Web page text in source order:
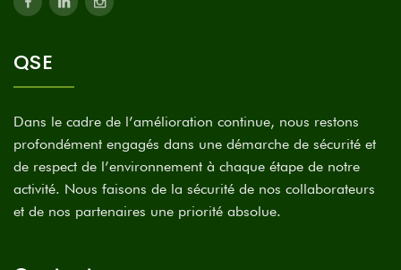
QSE
Dans le cadre de l’amélioration continue, nous restons
profondément engagés dans une démarche de sécurité et
de respect de l’environnement à chaque étape de notre
activité. Nous faisons de la sécurité de nos collaborateurs
et de nos partenaires une priorité absolue.